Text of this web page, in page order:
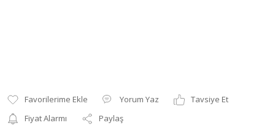
Yorum Yaz
Tavsiye Et
Fiyat Alarmı
Paylaş